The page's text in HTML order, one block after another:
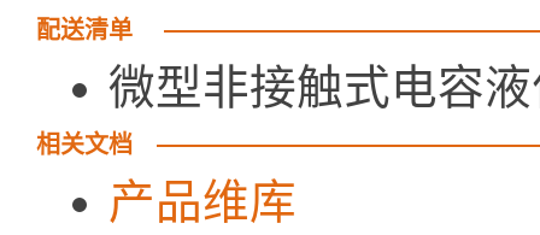
配送清单
微型非接触式电容
相关文档
产品维库